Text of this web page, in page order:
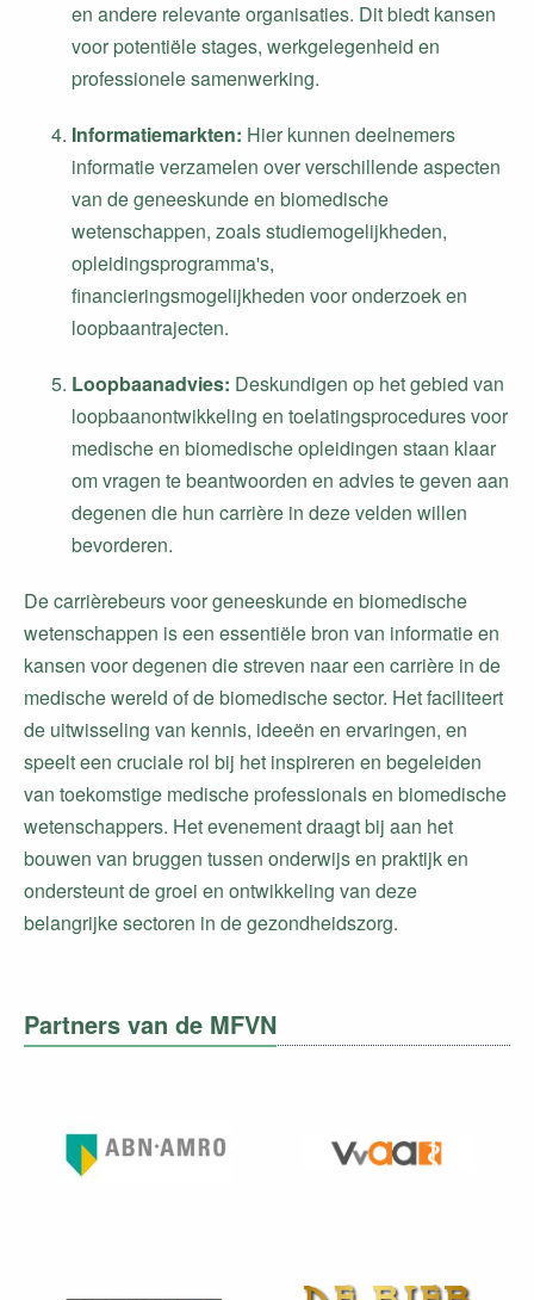
en andere relevante organisaties. Dit biedt kansen
voor potentiële stages, werkgelegenheid en
professionele samenwerking.
Informatiemarkten: Hier kunnen deelnemers
informatie verzamelen over verschillende aspecten
van de geneeskunde en biomedische
wetenschappen, zoals studiemogelijkheden,
opleidingsprogramma's,
financieringsmogelijkheden voor onderzoek en
loopbaantrajecten.
Loopbaanadvies: Deskundigen op het gebied van
loopbaanontwikkeling en toelatingsprocedures voor
medische en biomedische opleidingen staan klaar
om vragen te beantwoorden en advies te geven aan
degenen die hun carrière in deze velden willen
bevorderen.
De carrièrebeurs voor geneeskunde en biomedische
wetenschappen is een essentiële bron van informatie en
kansen voor degenen die streven naar een carrière in de
medische wereld of de biomedische sector. Het faciliteert
de uitwisseling van kennis, ideeën en ervaringen, en
speelt een cruciale rol bij het inspireren en begeleiden
van toekomstige medische professionals en biomedische
wetenschappers. Het evenement draagt bij aan het
bouwen van bruggen tussen onderwijs en praktijk en
ondersteunt de groei en ontwikkeling van deze
belangrijke sectoren in de gezondheidszorg.
Partners van de MFVN